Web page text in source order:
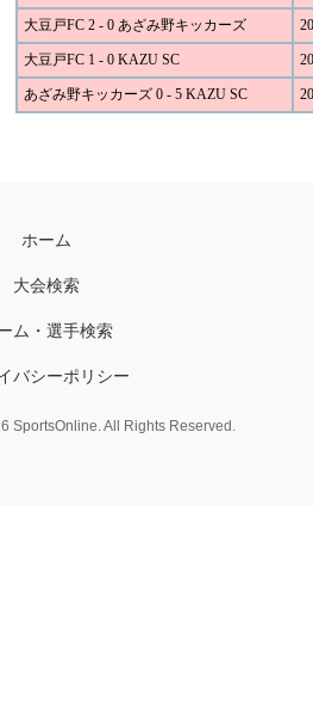
大豆戸FC 2 - 0 あざみ野キッカーズ
大豆戸FC 1 - 0 KAZU SC
あざみ野キッカーズ 0 - 5 KAZU SC
ホーム
大会検索
ム・選手検索
バシーポリシー
SportsOnline. All Rights Reserved.